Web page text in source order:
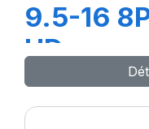
9.5-16
HD